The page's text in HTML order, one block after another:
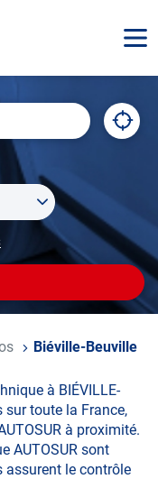
À
,
Biéville-Beuville
à BIÉVILLE-
sur toute la France,
à proximité.
AUTOSUR sont
assurent le contrôle